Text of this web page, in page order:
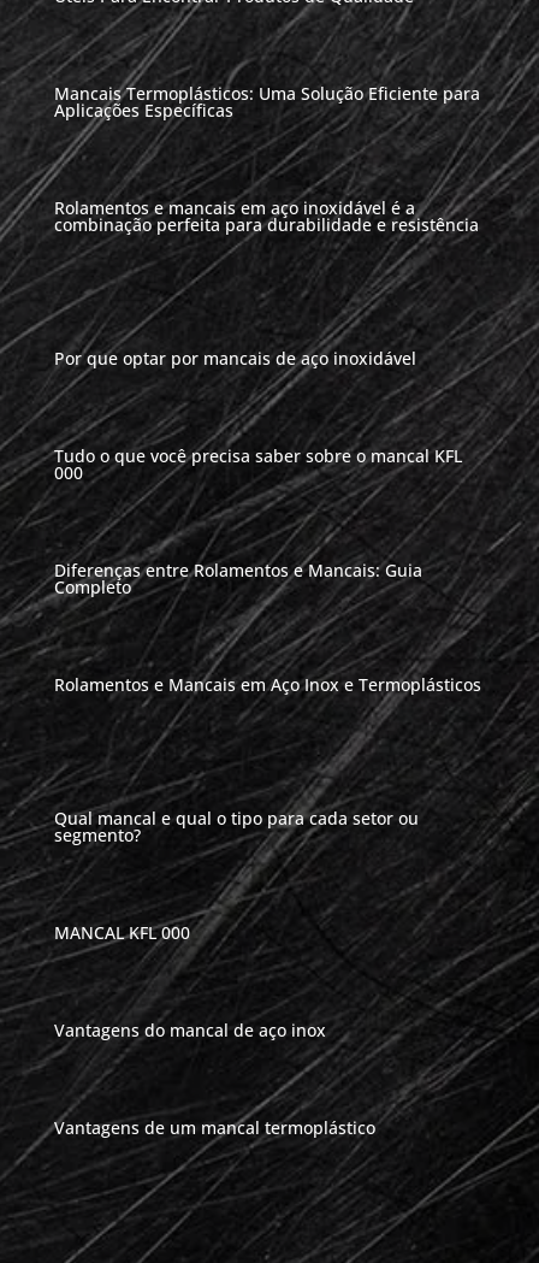
Mancais Termoplásticos: Uma Solução Eficiente para
Aplicações Específicas
Rolamentos e mancais em aço inoxidável é a
combinação perfeita para durabilidade e resistência
Por que optar por mancais de aço inoxidável
Tudo o que você precisa saber sobre o mancal KFL
000
Diferenças entre Rolamentos e Mancais: Guia
Completo
Rolamentos e Mancais em Aço Inox e Termoplásticos
Qual mancal e qual o tipo para cada setor ou
segmento?
MANCAL KFL 000
Vantagens do mancal de aço inox
Vantagens de um mancal termoplástico